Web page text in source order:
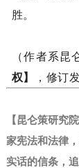
胜。
（作者系
权】
，修订
【昆仑策研究
家宪法和法律
实话的信条，